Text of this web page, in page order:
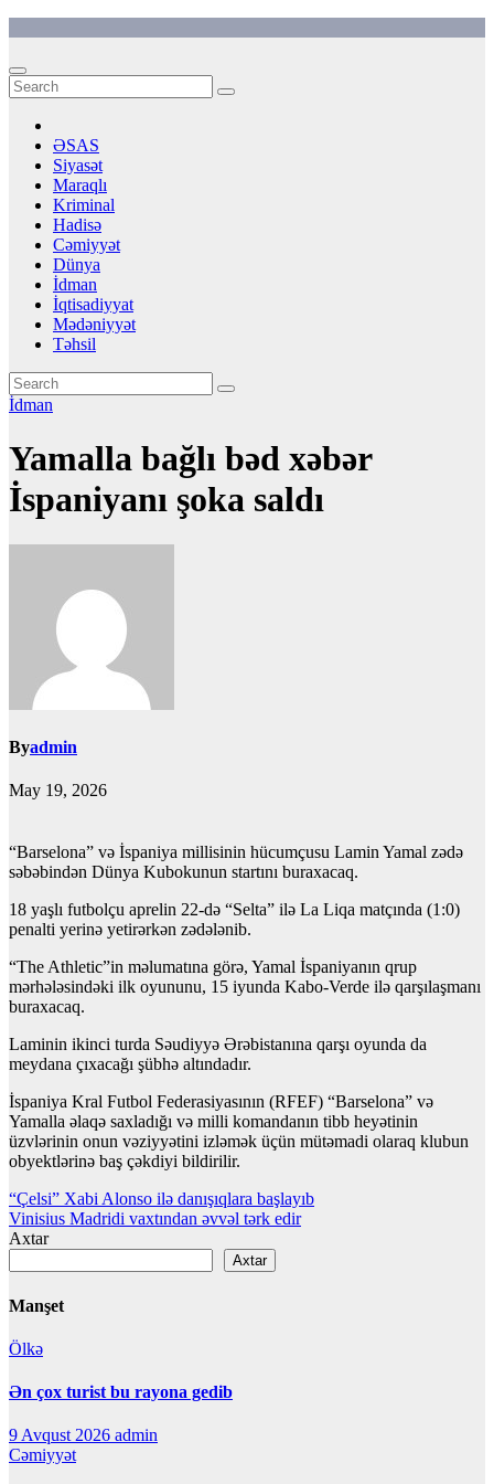
content
ƏSAS
Siyasət
Maraqlı
Kriminal
Hadisə
Cəmiyyət
Dünya
İdman
İqtisadiyyat
Mədəniyyət
Təhsil
İdman
Yamalla bağlı bəd xəbər
İspaniyanı şoka saldı
Byadmin
May 19, 2026
“Barselona” və İspaniya millisinin hücumçusu Lamin Yamal zədə
səbəbindən Dünya Kubokunun startını buraxacaq.
18 yaşlı futbolçu aprelin 22-də “Selta” ilə La Liqa matçında (1:0)
penalti yerinə yetirərkən zədələnib.
“The Athletic”in məlumatına görə, Yamal İspaniyanın qrup
mərhələsindəki ilk oyununu, 15 iyunda Kabo-Verde ilə qarşılaşmanı
buraxacaq.
Laminin ikinci turda Səudiyyə Ərəbistanına qarşı oyunda da
meydana çıxacağı şübhə altındadır.
İspaniya Kral Futbol Federasiyasının (RFEF) “Barselona” və
Yamalla əlaqə saxladığı və milli komandanın tibb heyətinin
üzvlərinin onun vəziyyətini izləmək üçün mütəmadi olaraq klubun
obyektlərinə baş çəkdiyi bildirilir.
Yazı
naviqasiyası
“Çelsi” Xabi Alonso ilə danışıqlara başlayıb
Vinisius Madridi vaxtından əvvəl tərk edir
Axtar
Axtar
Manşet
Ölkə
Ən çox turist bu rayona gedib
9 Avqust 2026 admin
Cəmiyyət